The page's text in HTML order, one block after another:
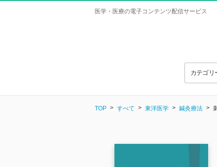
医学・医療の電子コンテンツ配信サービス
カテゴリ
TOP すべて 東洋医学 鍼灸療法